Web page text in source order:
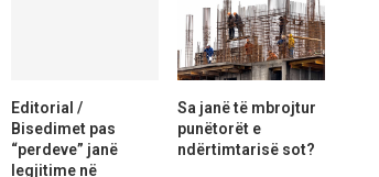
Editorial /
Bisedimet pas
“perdeve” janë
legjitime në
Sa janë të mbrojtur
punëtorët e
ndërtimtarisë sot?